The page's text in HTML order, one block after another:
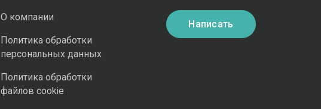
О компании
Политика обработки
персональных данных
Политика обработки
файлов cookie
Написать